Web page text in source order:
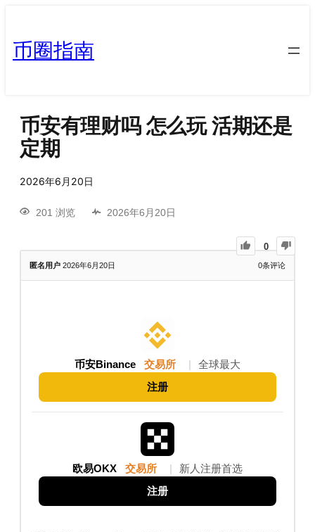
币圈指南
币安有理财吗 怎么玩 活期还是
定期
2026年6月20日
201 浏览 2026年6月20日
0
匿名用户 2026年6月20日 0条评论
币安Binance 交易所 全球最大
注册
欧易OKX 交易所 新人注册首选
注册